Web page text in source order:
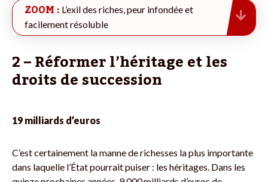
ZOOM : L’exil des riches, peur infondée et
facilement résoluble
2 – Réformer l’héritage et les
droits de succession
19 milliards d’euros
C’est certainement la manne de richesses la plus importante
dans laquelle l’État pourrait puiser : les héritages. Dans les